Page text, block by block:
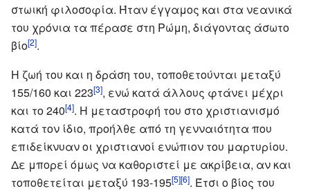
στωική φιλοσοφία. Ήταν έγγαμος και στα νεανικά
του χρόνια τα πέρασε στη Ρώμη, διάγοντας άσωτο
βίο[2].
Η ζωή του και η δράση του, τοποθετούνται μεταξύ
155/160 και 223[3], ενώ κατά άλλους φτάνει μέχρι
και το 240[4]. Η μεταστροφή του στο χριστιανισμό
κατά τον ίδιο, προήλθε από τη γενναιότητα που
επιδείκνυαν οι χριστιανοί ενώπιον του μαρτυρίου.
Δε μπορεί όμως να καθοριστεί με ακρίβεια, αν και
τοποθετείται μεταξύ 193-195[5][6]. Έτσι ο βίος του